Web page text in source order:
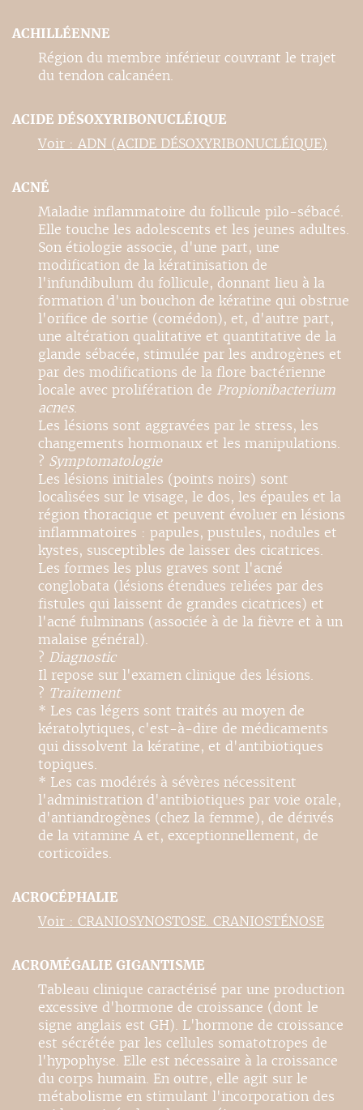
ACHILLÉENNE
Région du membre inférieur couvrant le trajet
du tendon calcanéen.
ACIDE DÉSOXYRIBONUCLÉIQUE
Voir : ADN (ACIDE DÉSOXYRIBONUCLÉIQUE)
ACNÉ
Maladie inflammatoire du follicule pilo-sébacé.
Elle touche les adolescents et les jeunes adultes.
Son étiologie associe, d'une part, une
modification de la kératinisation de
l'infundibulum du follicule, donnant lieu à la
formation d'un bouchon de kératine qui obstrue
l'orifice de sortie (comédon), et, d'autre part,
une altération qualitative et quantitative de la
glande sébacée, stimulée par les androgènes et
par des modifications de la flore bactérienne
locale avec prolifération de Propionibacterium
acnes.
Les lésions sont aggravées par le stress, les
changements hormonaux et les manipulations.
? Symptomatologie
Les lésions initiales (points noirs) sont
localisées sur le visage, le dos, les épaules et la
région thoracique et peuvent évoluer en lésions
inflammatoires : papules, pustules, nodules et
kystes, susceptibles de laisser des cicatrices.
Les formes les plus graves sont l'acné
conglobata (lésions étendues reliées par des
fistules qui laissent de grandes cicatrices) et
l'acné fulminans (associée à de la fièvre et à un
malaise général).
? Diagnostic
Il repose sur l'examen clinique des lésions.
? Traitement
* Les cas légers sont traités au moyen de
kératolytiques, c'est-à-dire de médicaments
qui dissolvent la kératine, et d'antibiotiques
topiques.
* Les cas modérés à sévères nécessitent
l'administration d'antibiotiques par voie orale,
d'antiandrogènes (chez la femme), de dérivés
de la vitamine A et, exceptionnellement, de
corticoïdes.
ACROCÉPHALIE
Voir : CRANIOSYNOSTOSE. CRANIOSTÉNOSE
ACROMÉGALIE GIGANTISME
Tableau clinique caractérisé par une production
excessive d'hormone de croissance (dont le
signe anglais est GH). L'hormone de croissance
est sécrétée par les cellules somatotropes de
l'hypophyse. Elle est nécessaire à la croissance
du corps humain. En outre, elle agit sur le
métabolisme en stimulant l'incorporation des